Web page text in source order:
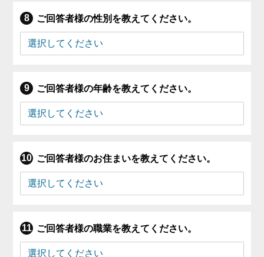
ご回答者様の性別を教えてください。
ご回答者様の年齢を教えてください。
ご回答者様のお住まいを教えてください。
ご回答者様の職業を教えてください。